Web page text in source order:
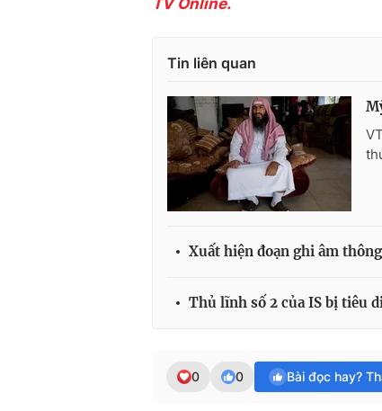
TV Online.
Tin liên quan
Xuất hiện đoạn ghi âm
Thủ lĩnh số 2 của IS bị tiêu
0 0 Bài đọc hay?